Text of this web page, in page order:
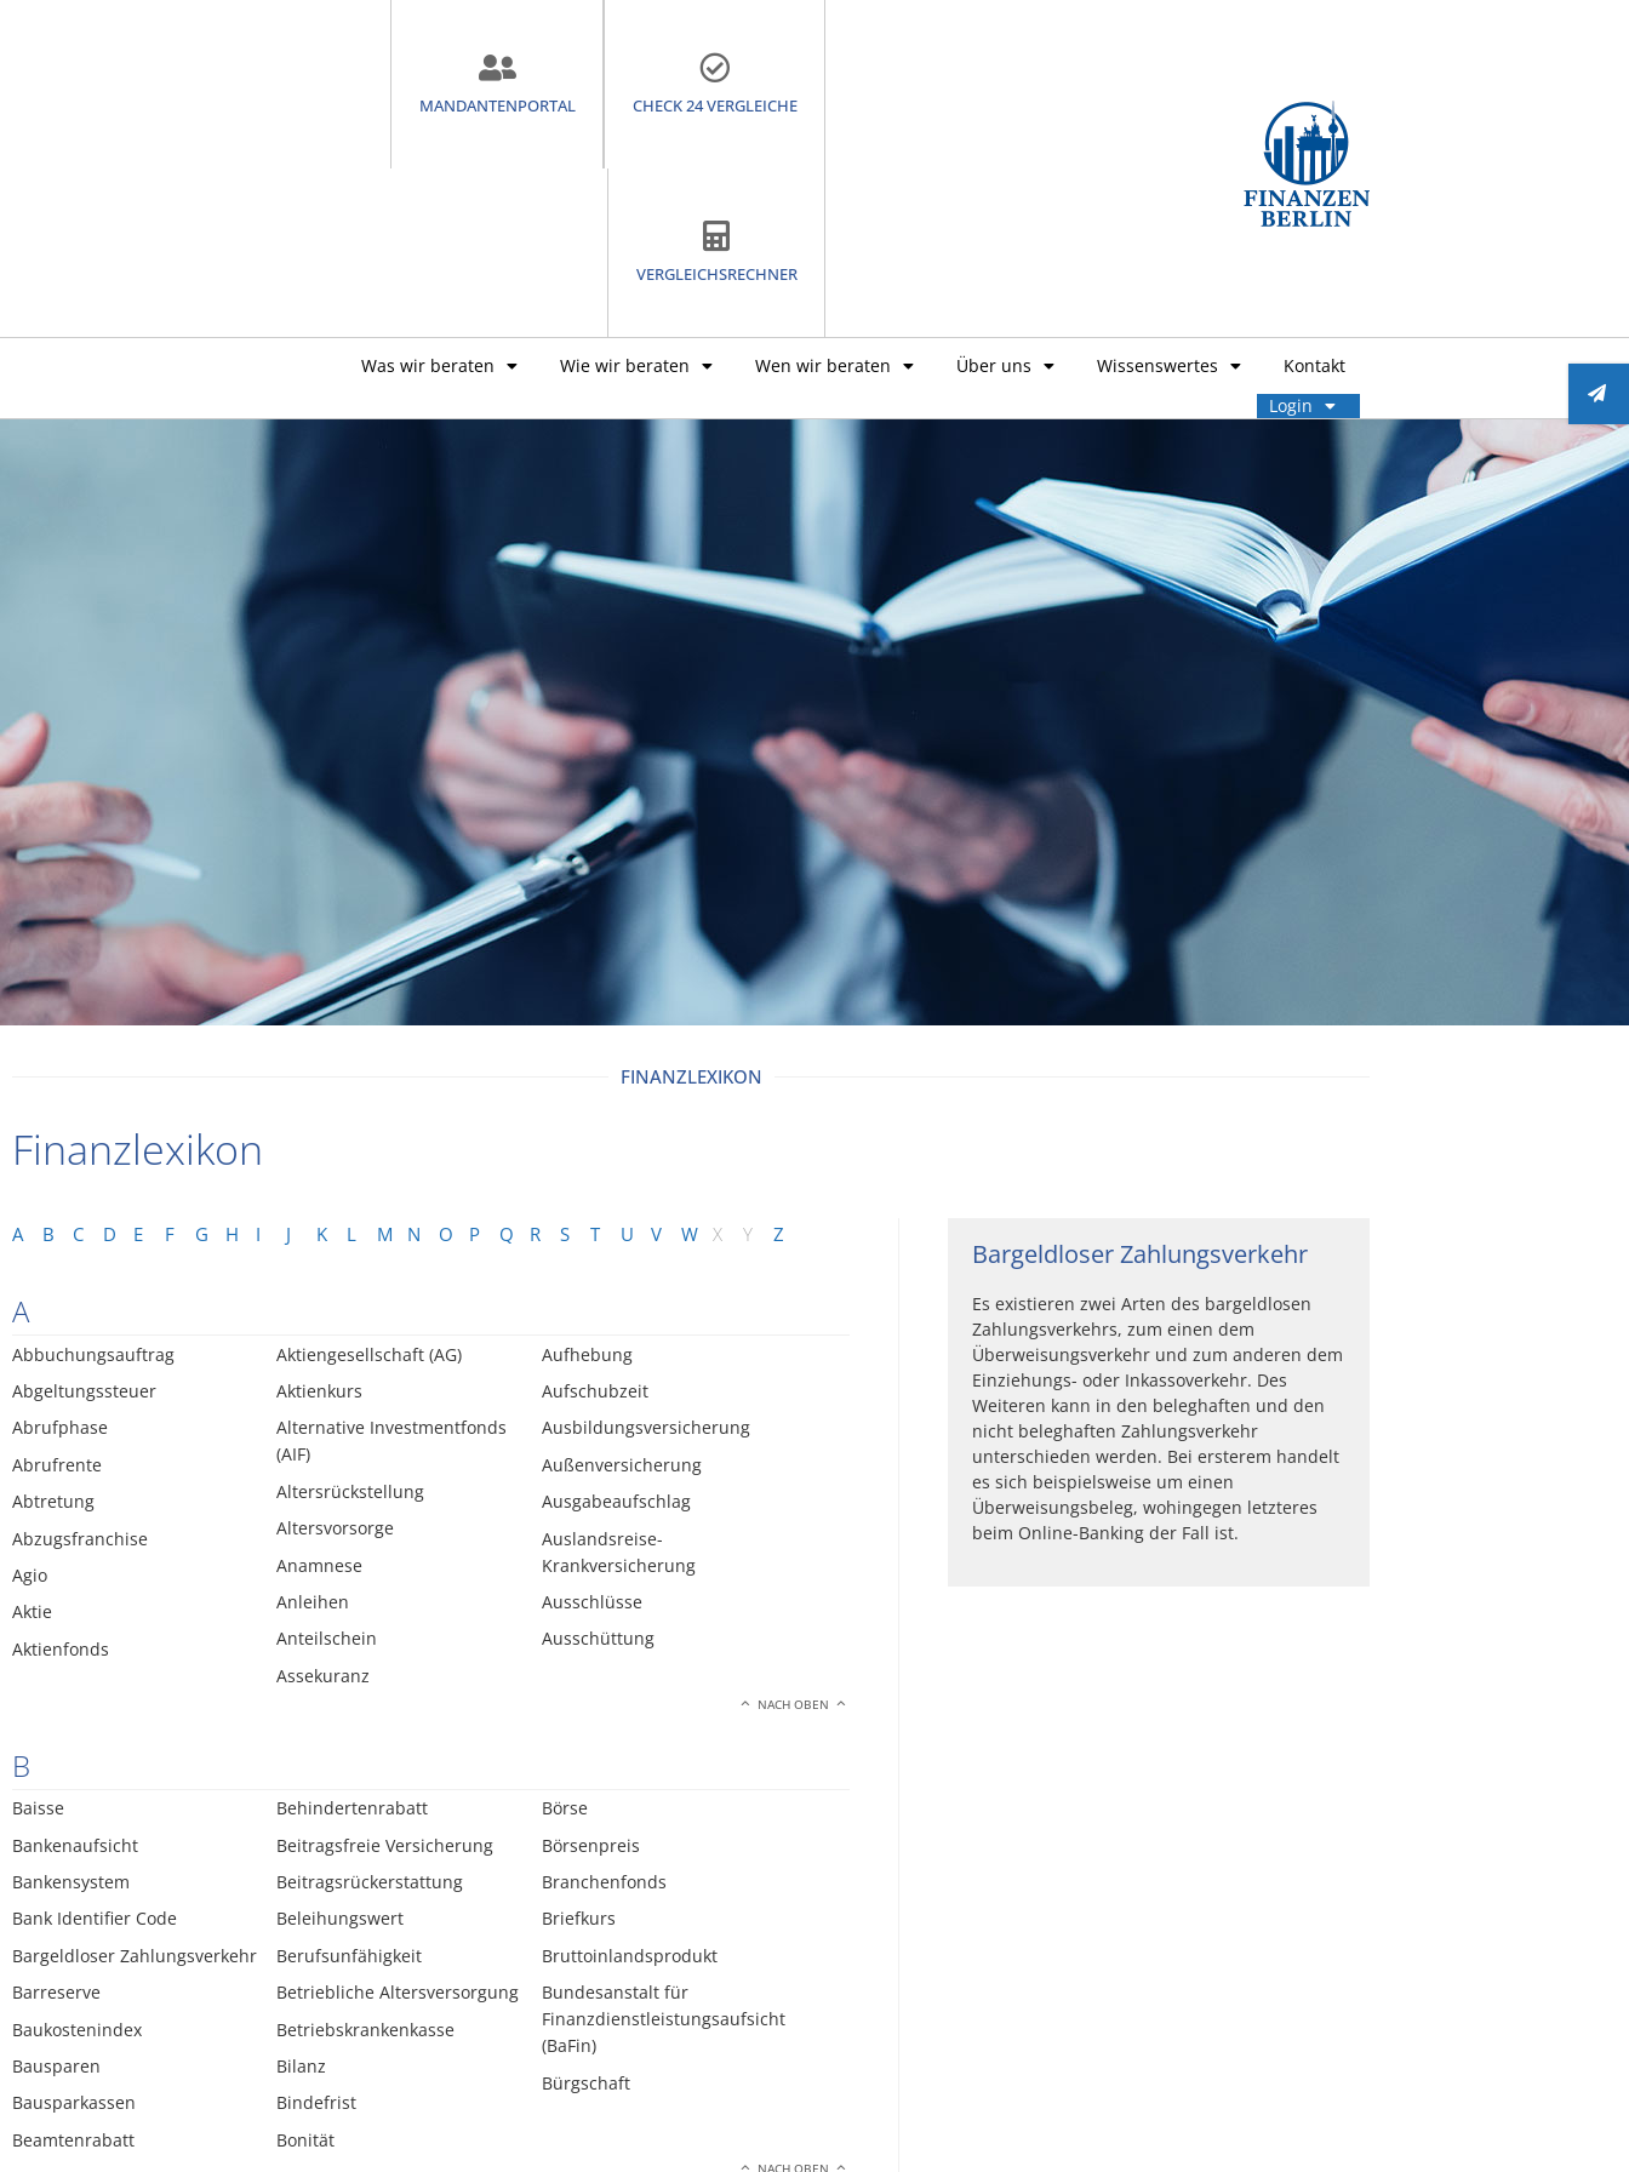
MANDANTENPORTAL CHECK 24 VERGLEICHE
VERGLEICHSRECHNER
Was wir beraten Wie wir beraten Wen wir beraten Über uns Wissenswertes
Kontakt
Login
FINANZLEXIKON
Finanzlexikon
A B C D E F G H I J K L M N O P Q R S T U V W X Y Z
A
Abbuchungsauftrag
Abgeltungssteuer
Abrufphase
Abrufrente
Abtretung
Abzugsfranchise
Agio
Aktie
Aktienfonds
Aktiengesellschaft (AG)
Aktienkurs
Alternative Investmentfonds
(AIF)
Altersrückstellung
Altersvorsorge
Anamnese
Anleihen
Anteilschein
Assekuranz
Aufhebung
Aufschubzeit
Ausbildungsversicherung
Außenversicherung
Ausgabeaufschlag
Auslandsreise-
Krankversicherung
Ausschlüsse
Ausschüttung
NACH OBEN
B
Baisse
Bankenaufsicht
Bankensystem
Bank Identifier Code
Bargeldloser Zahlungsverkehr
Barreserve
Baukostenindex
Bausparen
Bausparkassen
Beamtenrabatt
Behindertenrabatt
Beitragsfreie Versicherung
Beitragsrückerstattung
Beleihungswert
Berufsunfähigkeit
Betriebliche Altersversorgung
Betriebskrankenkasse
Bilanz
Bindefrist
Bonität
Börse
Börsenpreis
Branchenfonds
Briefkurs
Bruttoinlandsprodukt
Bundesanstalt für
Finanzdienstleistungsaufsicht
(BaFin)
Bürgschaft
NACH OBEN
Bargeldloser Zahlungsverkehr
Es existieren zwei Arten des bargeldlosen
Zahlungsverkehrs, zum einen dem
Überweisungsverkehr und zum anderen dem
Einziehungs- oder Inkassoverkehr. Des
Weiteren kann in den beleghaften und den
nicht beleghaften Zahlungsverkehr
unterschieden werden. Bei ersterem handelt
es sich beispielsweise um einen
Überweisungsbeleg, wohingegen letzteres
beim Online-Banking der Fall ist.